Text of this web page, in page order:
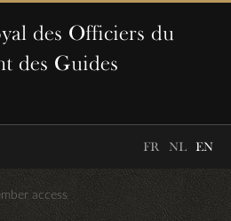
des Officiers du
des Guides
FR NL EN
access